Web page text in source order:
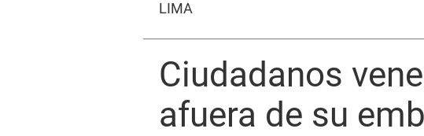
LIMA
Ciudadanos
afuera de su